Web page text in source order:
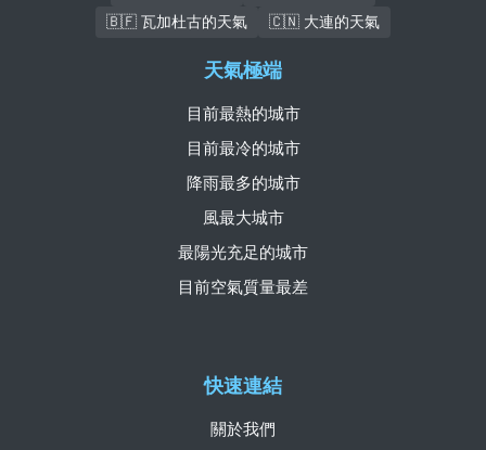
🇧🇫 瓦加杜古的天氣
🇨🇳 大連的天氣
快速連結
關於我們
天氣極端
目前最熱的城市
目前最冷的城市
降雨最多的城市
風最大城市
最陽光充足的城市
目前空氣質量最差